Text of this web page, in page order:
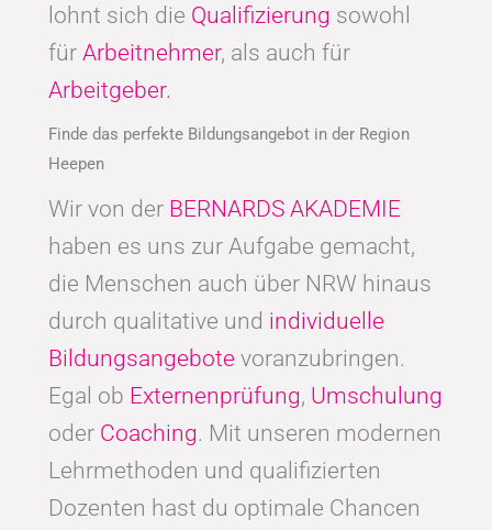
lohnt sich die Qualifizierung sowohl
für Arbeitnehmer, als auch für
Arbeitgeber.
Finde das perfekte Bildungsangebot in der Region
Heepen
Wir von der BERNARDS AKADEMIE
haben es uns zur Aufgabe gemacht,
die Menschen auch über NRW hinaus
durch qualitative und individuelle
Bildungsangebote voranzubringen.
Egal ob Externenprüfung, Umschulung
oder Coaching. Mit unseren modernen
Lehrmethoden und qualifizierten
Dozenten hast du optimale Chancen